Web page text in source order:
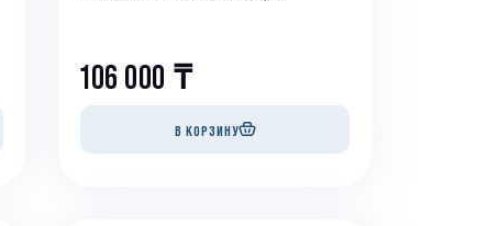
106 000 ₸
В КОРЗИНУ